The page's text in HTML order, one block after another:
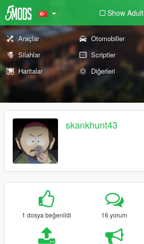
Show Adult
Araçlar Otomobiller
Silahlar
Scriptler
Haritalar
Diğerleri
skankhunt43
1 dosya beğenildi 16 yorum